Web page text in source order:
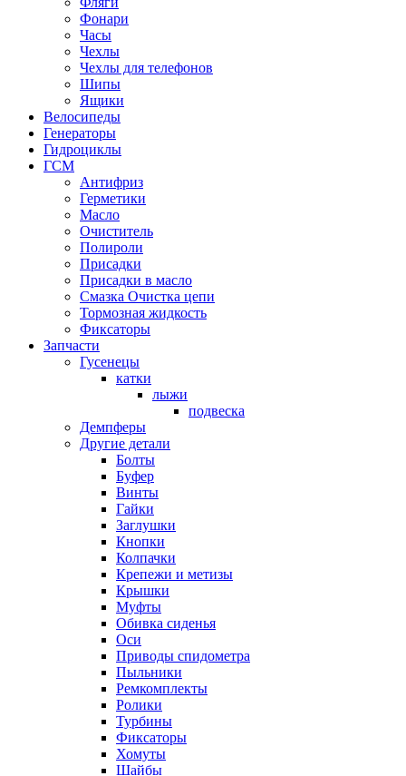
Фонари
Часы
Чехлы
Чехлы для телефонов
Шипы
Ящики
Велосипеды
Генераторы
Гидроциклы
ГСМ
Антифриз
Герметики
Масло
Очиститель
Полироли
Присадки
Присадки в масло
Смазка Очистка цепи
Тормозная жидкость
Фиксаторы
Запчасти
Гусенецы
катки
лыжи
подвеска
Демпферы
Другие детали
Болты
Буфер
Винты
Гайки
Заглушки
Кнопки
Колпачки
Крепежи и метизы
Крышки
Муфты
Обивка сиденья
Оси
Приводы спидометра
Пыльники
Ремкомплекты
Ролики
Турбины
Фиксаторы
Хомуты
Шайбы